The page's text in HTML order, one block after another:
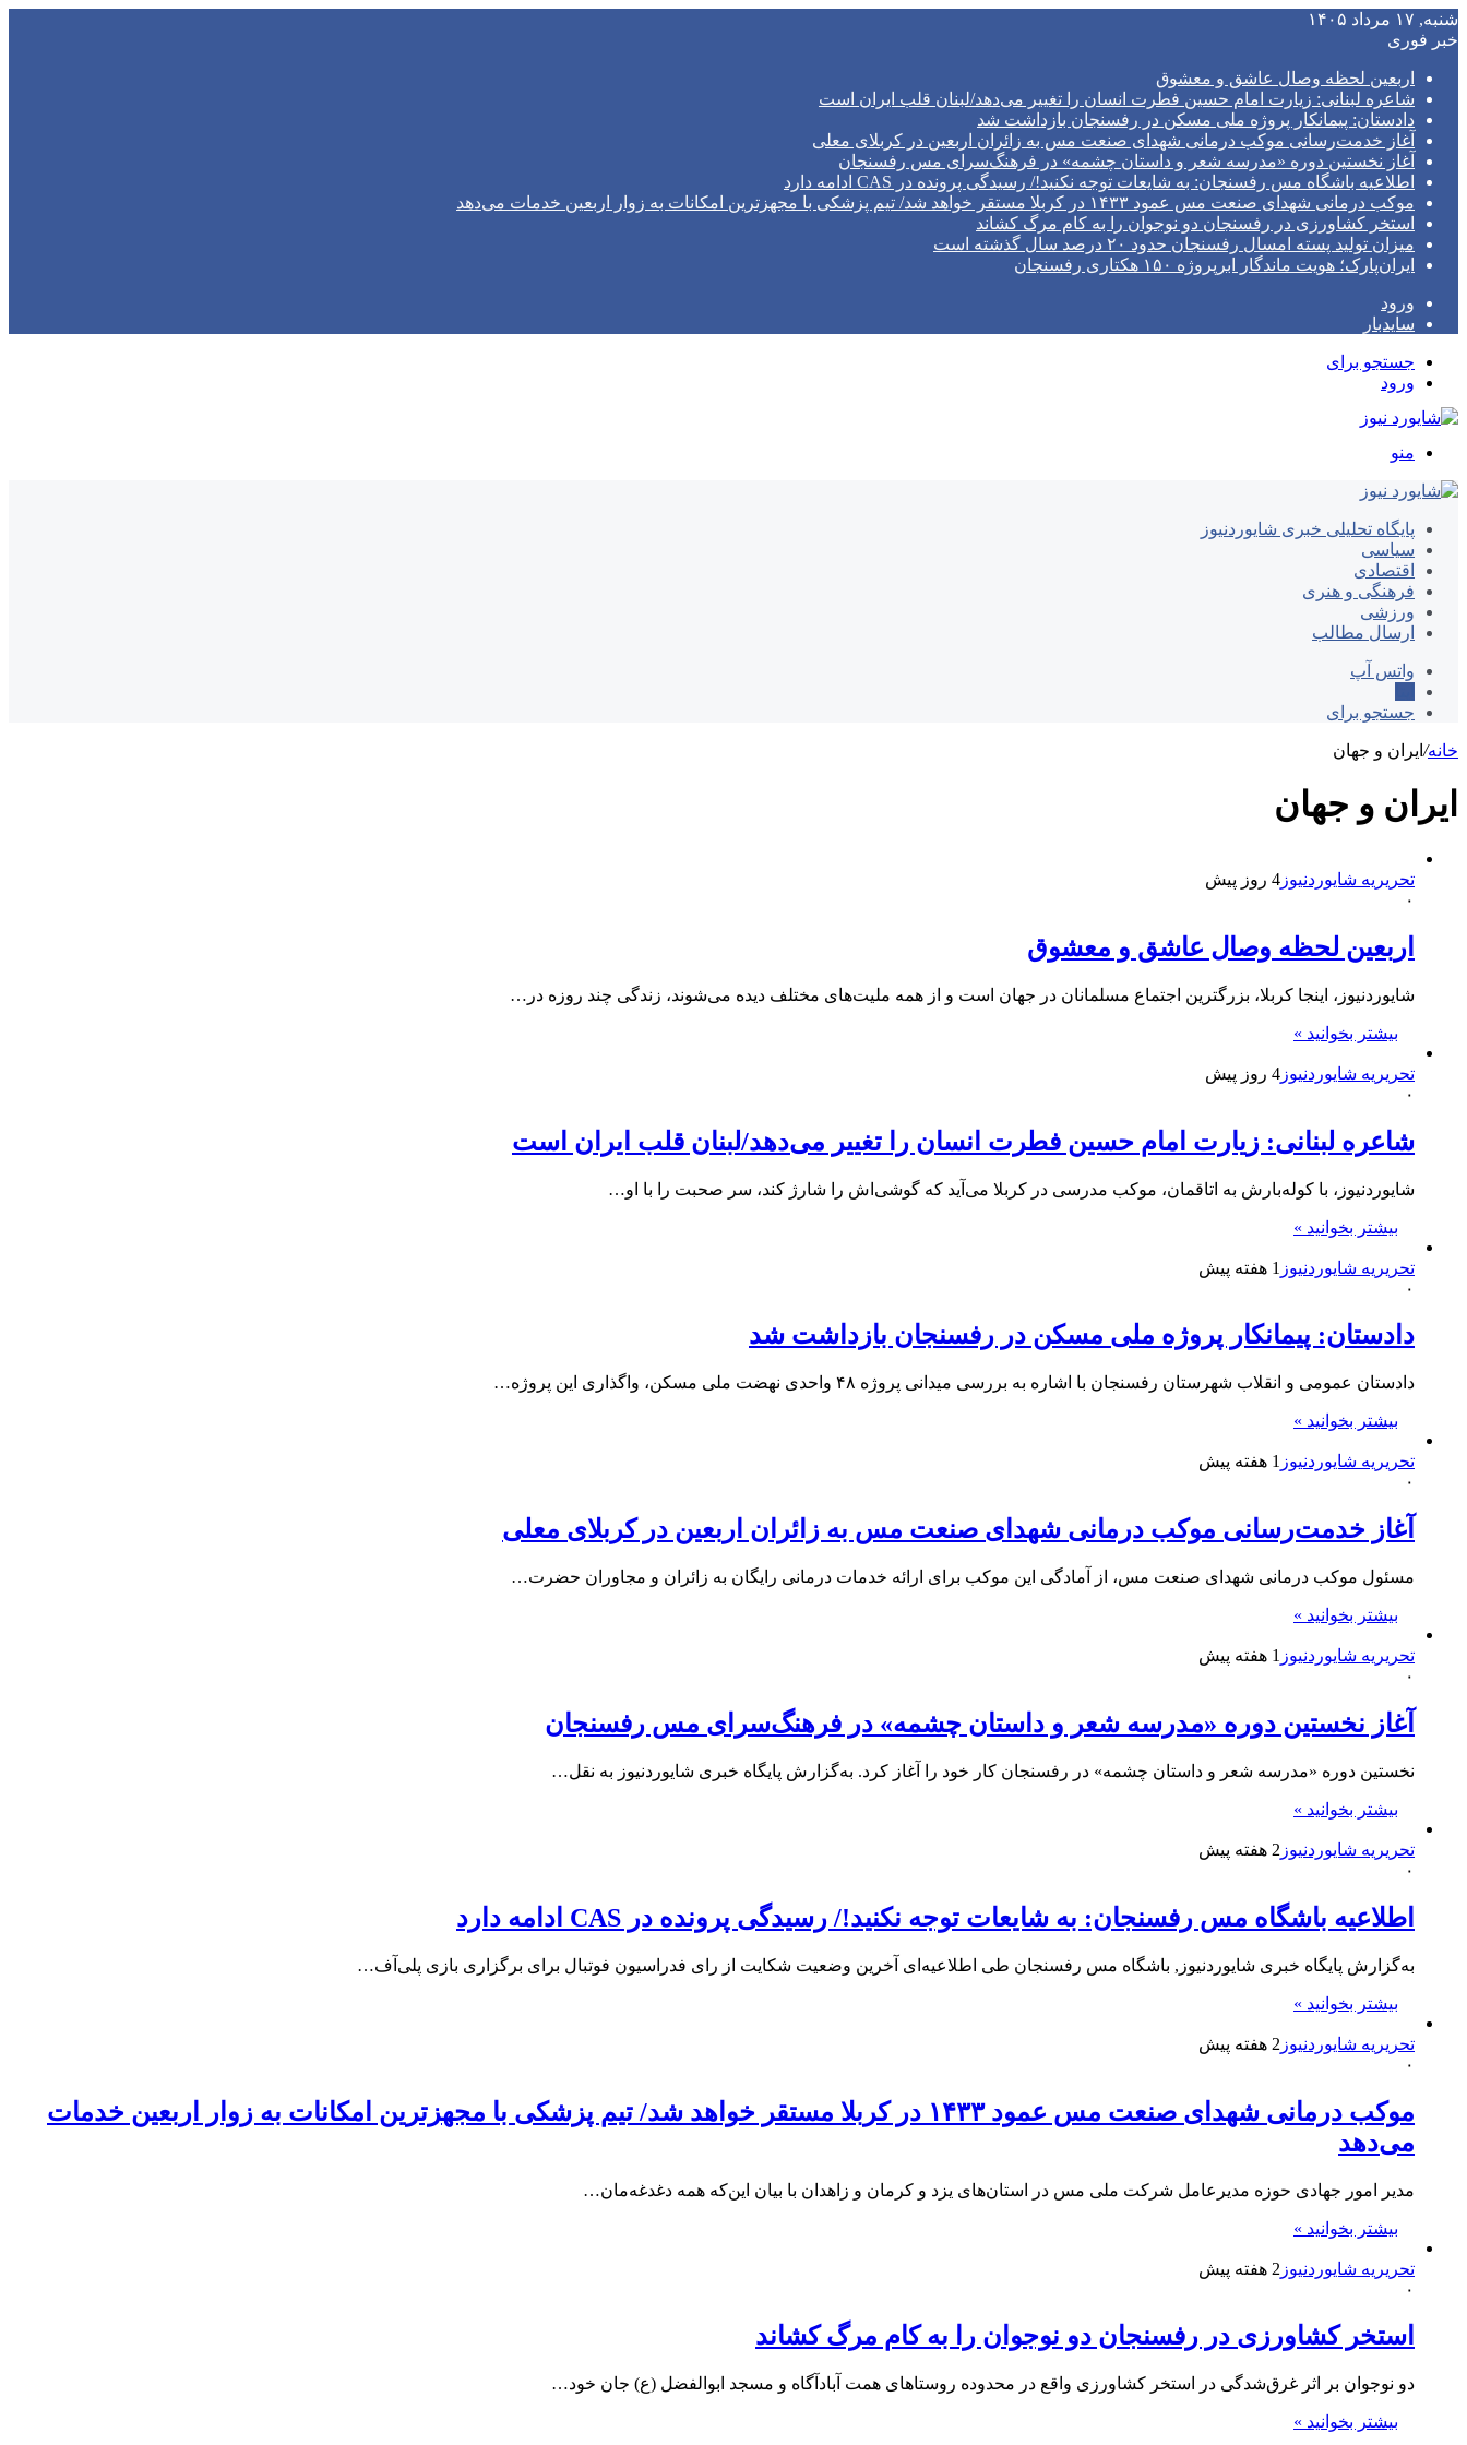
شنبه, ۱۷ مرداد ۱۴۰۵
خبر فوری
اربعین لحظه وصال عاشق و معشوق
شاعره لبنانی: زیارت امام حسین فطرت انسان را تغییر می‌دهد/لبنان قلب ایران است
دادستان: پیمانکار پروژه ملی مسکن در رفسنجان بازداشت شد
آغاز خدمت‌رسانی موکب درمانی شهدای صنعت مس به زائران اربعین در کربلای معلی
آغاز نخستین دوره «مدرسه شعر و داستان چشمه» در فرهنگ‌سرای مس رفسنجان
اطلاعیه باشگاه مس رفسنجان: به شایعات توجه نکنید!/ رسیدگی پرونده در CAS ادامه دارد
موکب درمانی شهدای صنعت مس عمود ۱۴۳۳ در کربلا مستقر خواهد شد/ تیم پزشکی با مجهزترین امکانات به زوار اربعین خدمات می‌دهد
استخر کشاورزی در رفسنجان دو نوجوان را به کام مرگ کشاند
میزان تولید پسته امسال رفسنجان حدود ۲۰ درصد سال گذشته است
ایران‌پارک؛ هویت ماندگار ابرپروژه ۱۵۰ هکتاری رفسنجان
ورود
سایدبار
جستجو برای
ورود
منو
پایگاه تحلیلی خبری شایوردنیوز
سیاسی
اقتصادی
فرهنگی و هنری
ورزشی
ارسال مطالب
واتس آپ
جستجو برای
خانه/ ایران و جهان
ایران و جهان
تحریریه شایوردنیوز 4 روز پیش
۰
اربعین لحظه وصال عاشق و معشوق
شایوردنیوز، اینجا کربلا، بزرگترین اجتماع مسلمانان در جهان است و از همه ملیت‌های مختلف دیده می‌شوند، زندگی چند روزه در…
بیشتر بخوانید »
تحریریه شایوردنیوز 4 روز پیش
۰
شاعره لبنانی: زیارت امام حسین فطرت انسان را تغییر می‌دهد/لبنان قلب ایران است
شایوردنیوز، با کوله‌بارش به اتاقمان، موکب مدرسی در کربلا می‌آید که گوشی‌اش را شارژ کند، سر صحبت را با او…
بیشتر بخوانید »
تحریریه شایوردنیوز 1 هفته پیش
۰
دادستان: پیمانکار پروژه ملی مسکن در رفسنجان بازداشت شد
دادستان عمومی و انقلاب شهرستان رفسنجان با اشاره به بررسی میدانی پروژه ۴۸ واحدی نهضت ملی مسکن، واگذاری این پروژه…
بیشتر بخوانید »
تحریریه شایوردنیوز 1 هفته پیش
۰
آغاز خدمت‌رسانی موکب درمانی شهدای صنعت مس به زائران اربعین در کربلای معلی
مسئول موکب درمانی شهدای صنعت مس، از آمادگی این موکب برای ارائه خدمات درمانی رایگان به زائران و مجاوران حضرت…
بیشتر بخوانید »
تحریریه شایوردنیوز 1 هفته پیش
۰
آغاز نخستین دوره «مدرسه شعر و داستان چشمه» در فرهنگ‌سرای مس رفسنجان
نخستین دوره «مدرسه شعر و داستان چشمه» در رفسنجان کار خود را آغاز کرد. به‌گزارش پایگاه خبری شایوردنیوز به نقل…
بیشتر بخوانید »
تحریریه شایوردنیوز 2 هفته پیش
۰
اطلاعیه باشگاه مس رفسنجان: به شایعات توجه نکنید!/ رسیدگی پرونده در CAS ادامه دارد
به‌گزارش پایگاه خبری شایوردنیوز, باشگاه مس رفسنجان طی اطلاعیه‌ای آخرین وضعیت شکایت از رای فدراسیون فوتبال برای برگزاری بازی پلی‌آف…
بیشتر بخوانید »
تحریریه شایوردنیوز 2 هفته پیش
۰
موکب درمانی شهدای صنعت مس عمود ۱۴۳۳ در کربلا مستقر خواهد شد/ تیم پزشکی با مجهزترین امکانات به زوار اربعین خدمات
می‌دهد
مدیر امور جهادی حوزه مدیرعامل شرکت ملی مس در استان‌های یزد و کرمان و زاهدان با بیان این‌که همه دغدغه‌مان…
بیشتر بخوانید »
تحریریه شایوردنیوز 2 هفته پیش
۰
استخر کشاورزی در رفسنجان دو نوجوان را به کام مرگ کشاند
دو نوجوان بر اثر غرق‌شدگی در استخر کشاورزی واقع در محدوده روستاهای همت آبادآگاه و مسجد ابوالفضل (ع) جان خود…
بیشتر بخوانید »